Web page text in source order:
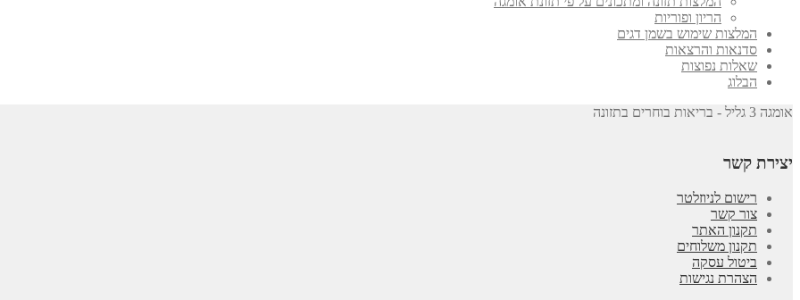
הריון ופוריות
המלצות שימוש בשמן דגים
סדנאות והרצאות
שאלות נפוצות
הבלוג
אומגה 3 גליל - בריאות בוחרים בתזונה
יצירת קשר
רישום לניוזלטר
צור קשר
תקנון האתר
תקנון משלוחים
ביטול עסקה
הצהרת נגישות